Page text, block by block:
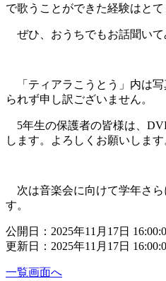
で歌うことができた経験はとて
ぜひ、おうちでもお話聞いて
「ティアラこうとう」内は
られず申し訳ございません。
5年生の保護者の皆様は、
します。よろしくお願いします
次は音楽会に向けて学年さら
す。
公開日：2025年11月17日
更新日：2025年11月17日
一覧画面へ